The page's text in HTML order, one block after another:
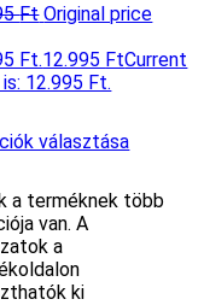
Ft Original price
Ft.12.995 FtCurrent
12.995 Ft.
választása
a terméknek több
van. A
a
ki